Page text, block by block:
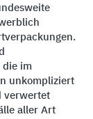
die im
unkompliziert
verwertet
aller Art